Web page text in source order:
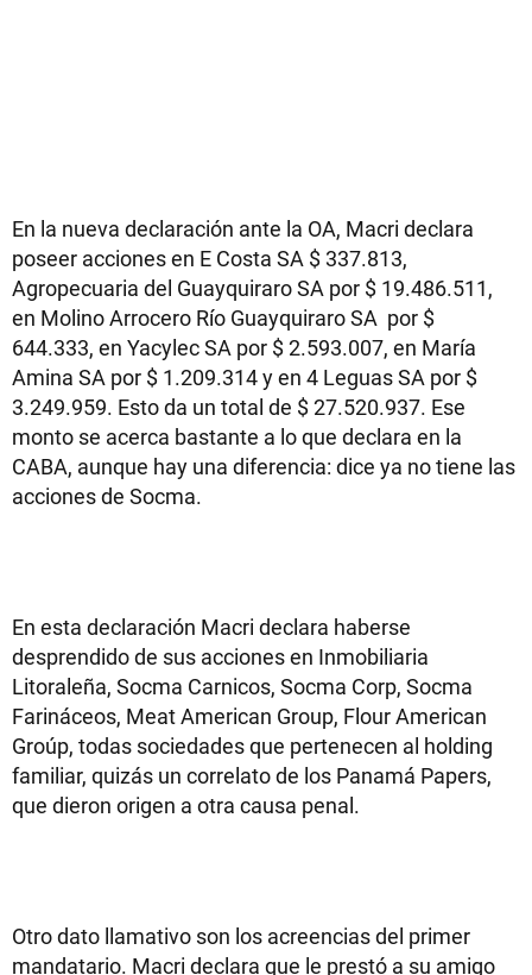
En la nueva declaración ante la OA, Macri declara
poseer acciones en E Costa SA $ 337.813,
Agropecuaria del Guayquiraro SA por $ 19.486.511,
en Molino Arrocero Río Guayquiraro SA por $
644.333, en Yacylec SA por $ 2.593.007, en María
Amina SA por $ 1.209.314 y en 4 Leguas SA por $
3.249.959. Esto da un total de $ 27.520.937. Ese
monto se acerca bastante a lo que declara en la
CABA, aunque hay una diferencia: dice ya no tiene las
acciones de Socma.
En esta declaración Macri declara haberse
desprendido de sus acciones en Inmobiliaria
Litoraleña, Socma Carnicos, Socma Corp, Socma
Farináceos, Meat American Group, Flour American
Groúp, todas sociedades que pertenecen al holding
familiar, quizás un correlato de los Panamá Papers,
que dieron origen a otra causa penal.
Otro dato llamativo son los acreencias del primer
mandatario. Macri declara que le prestó a su amigo